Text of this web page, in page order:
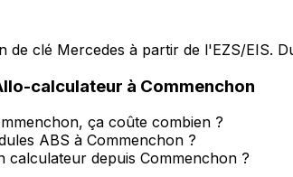
de clé Mercedes à partir de l'EZS/EIS.
calculateur à Commenchon
ça coûte combien ?
ABS à Commenchon ?
calculateur depuis Commenchon ?